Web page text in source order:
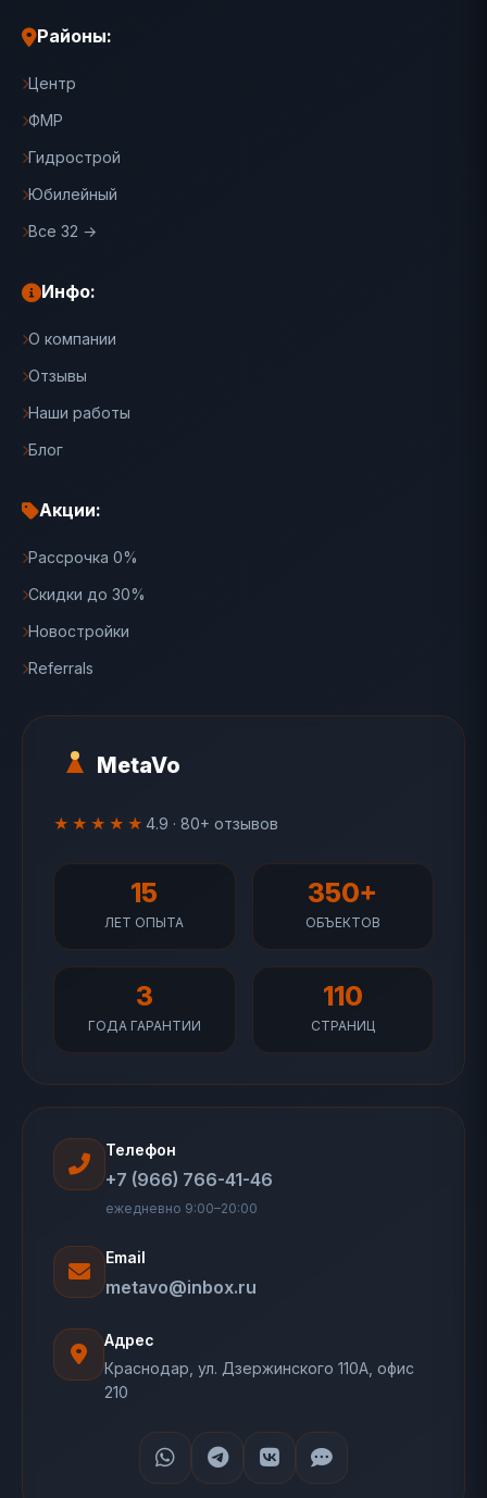
MetaVo
★★★★★ 4.9 · 80+ отзывов
15
ЛЕТ ОПЫТА
350+
ОБЪЕКТОВ
3
ГОДА ГАРАНТИИ
110
СТРАНИЦ
Районы:
Центр
ФМР
Гидрострой
Юбилейный
Все 32 →
Инфо:
О компании
Отзывы
Наши работы
Блог
Акции:
Рассрочка 0%
Скидки до 30%
Новостройки
Referrals
Телефон
+7 (966) 766-41-46
ежедневно 9:00–20:00
Email
metavo@inbox.ru
Адрес
Краснодар, ул. Дзержинского 110А, офис
210